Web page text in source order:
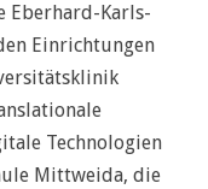
Eberhard-Karls-
Einrichtungen
Technologien
Mittweida, die